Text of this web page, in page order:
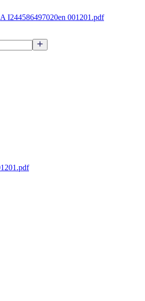
A I244586497020en 001201.pdf